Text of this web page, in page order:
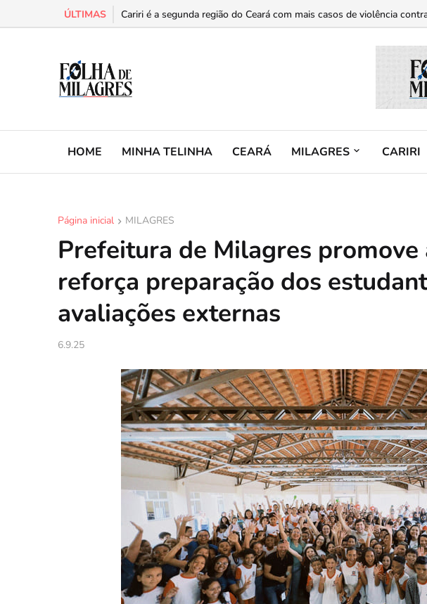
ÚLTIMAS Cariri é a segunda região do Ceará com mais casos de violência
HOME MINHA TELINHA CEARÁ MILAGRES CARIRI
Página inicial MILAGRES
Prefeitura de Milagres promove
reforça preparação dos
avaliações externas
6.9.25